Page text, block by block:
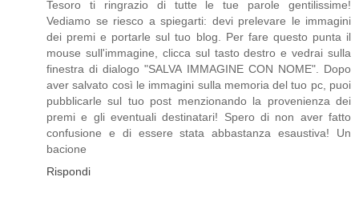
Tesoro ti ringrazio di tutte le tue parole gentilissime!
Vediamo se riesco a spiegarti: devi prelevare le immagini
dei premi e portarle sul tuo blog. Per fare questo punta il
mouse sull'immagine, clicca sul tasto destro e vedrai sulla
finestra di dialogo "SALVA IMMAGINE CON NOME". Dopo
aver salvato così le immagini sulla memoria del tuo pc, puoi
pubblicarle sul tuo post menzionando la provenienza dei
premi e gli eventuali destinatari! Spero di non aver fatto
confusione e di essere stata abbastanza esaustiva! Un
bacione
Rispondi